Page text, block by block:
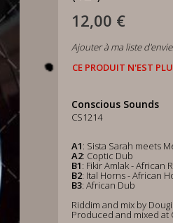
12,00 €
Ajouter à ma liste
CE PRODUIT N'EST
Conscious Sounds
CS1214
A1: Sista Sarah meets
A2: Coptic Dub
B1: Fikir Amlak - African
B2: Ital Horns - African
B3: African Dub
Riddim and mix by
Produced and mixed at